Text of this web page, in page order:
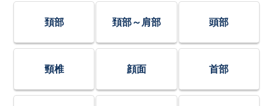
頚部 頚部～肩部 頭部
頸椎 顔面 首部